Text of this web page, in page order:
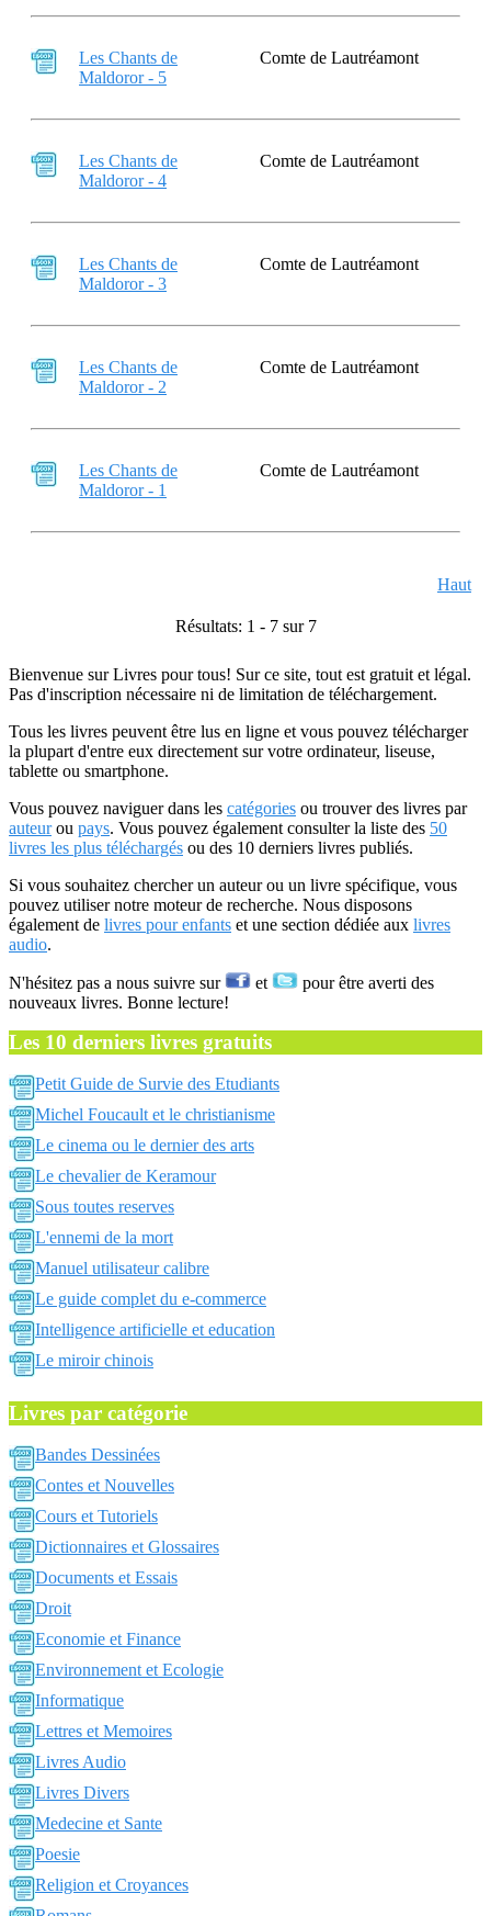
Les Chants de
Maldoror - 5
Comte de Lautréamont
Les Chants de
Maldoror - 4
Comte de Lautréamont
Les Chants de
Maldoror - 3
Comte de Lautréamont
Les Chants de
Maldoror - 2
Comte de Lautréamont
Les Chants de
Maldoror - 1
Comte de Lautréamont
Haut
Résultats: 1 - 7 sur 7
Bienvenue sur Livres pour tous! Sur ce site, tout est gratuit et légal.
Pas d'inscription nécessaire ni de limitation de téléchargement.
Tous les livres peuvent être lus en ligne et vous pouvez télécharger
la plupart d'entre eux directement sur votre ordinateur, liseuse,
tablette ou smartphone.
Vous pouvez naviguer dans les catégories ou trouver des livres par
auteurou pays. Vous pouvez également consulter la liste des 50
livres les plus téléchargés ou des 10 derniers livres publiés.
Si vous souhaitez chercher un auteur ou un livre spécifique, vous
pouvez utiliser notre moteur de recherche. Nous disposons
également de livres pour enfants et une section dédiée aux livres
audio.
N'hésitez pas a nous suivre sur et
pour être averti des
nouveaux livres. Bonne lecture!
Les 10 derniers livres gratuits
Petit Guide de Survie des Etudiants
Michel Foucault et le christianisme
Le cinema ou le dernier des arts
Le chevalier de Keramour
Sous toutes reserves
L'ennemi de la mort
Manuel utilisateur calibre
Le guide complet du e-commerce
Intelligence artificielle et education
Le miroir chinois
Livres par catégorie
Bandes Dessinées
Contes et Nouvelles
Cours et Tutoriels
Dictionnaires et Glossaires
Documents et Essais
Droit
Economie et Finance
Environnement et Ecologie
Informatique
Lettres et Memoires
Livres Audio
Livres Divers
Medecine et Sante
Poesie
Religion et Croyances